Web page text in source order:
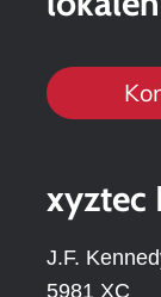
xyztec
J.F.
5981 XC